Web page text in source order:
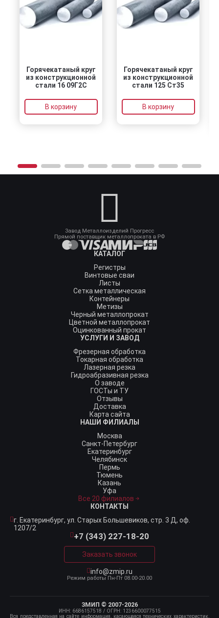
Горячекатаный круг
из конструкционной
стали 16 09Г2С
В корзину
Горячекатаный круг
из конструкционной
стали 125 Ст35
В корзину
Завод Металлоизделий Прогресс
Прямой поставщик металлопроката в РФ
КАТАЛОГ
Регистры
Винтовые сваи
Листы
Сетка металлическая
Контейнеры
Метизы
Черный металлопрокат
Цветной металлопрокат
Оцинкованный прокат
УСЛУГИ И ЗАВОД
Фрезерная обработка
Токарная обработка
Лазерная резка
Гидроабразивная резка
О заводе
ГОСТы и ТУ
Отзывы
Доставка
Карта сайта
НАШИ ФИЛИАЛЫ
Москва
Санкт-Петербург
Екатеринбург
Челябинск
Пермь
Тюмень
Казань
Уфа
Все 20 филиалов
КОНТАКТЫ
г. Екатеринбург, ул. Старых Большевиков, стр. 3 Д, оф.
1207/2
+7 (343) 227-18-20
Заказать звонок
info@zmip.ru
Режим работы Пн-Пт 08.00-20.00
ЗМИП © 2007-2026
ИНН: 6686157518 / ОГРН: 1236600077515
Вся представленная на сайте информация, касающаяся технических характеристик,